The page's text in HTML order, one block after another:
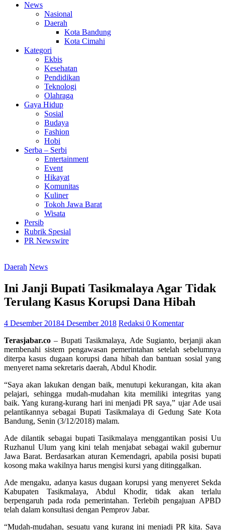
News
Nasional
Daerah
Kota Bandung
Kota Cimahi
Kategori
Ekbis
Kesehatan
Pendidikan
Teknologi
Olahraga
Gaya Hidup
Sosial
Budaya
Fashion
Hobi
Serba – Serbi
Entertainment
Event
Hikayat
Komunitas
Kuliner
Tokoh Jawa Barat
Wisata
Persib
Rubrik Spesial
PR Newswire
Daerah News
Ini Janji Bupati Tasikmalaya Agar Tidak
Terulang Kasus Korupsi Dana Hibah
4 Desember 20184 Desember 2018 Redaksi 0 Komentar
Terasjabar.co – Bupati Tasikmalaya, Ade Sugianto, berjanji akan
membenahi sistem pengawasan pemerintahan setelah sebelumnya
diterpa kasus dugaan korupsi dana hibah dan bantuan sosial yang
menyeret nama sekretaris daerah, Abdul Khodir.
“Saya akan lakukan dengan baik, menutupi kekurangan, kita akan
pelajari, sehingga mudah-mudahan kita memiliki integritas yang
baik. Yang kurang-kurang hari ini menjadi PR saya,” ujar Ade usai
pelantikannya sebagai Bupati Tasikmalaya di Gedung Sate Kota
Bandung, Senin (3/12/2018) malam.
Ade dilantik sebagai bupati Tasikmalaya menggantikan posisi Uu
Ruzhanul Ulum yang kini telah menjabat sebagai wakil gubernur
Jawa Barat. Berdasarkan aturan Kemendagri, apabila posisi bupati
kosong maka wakilnya harus mengisi kursi yang ditinggalkan.
Ade mengaku, adanya kasus dugaan korupsi yang menyeret Sekda
Kabupaten Tasikmalaya, Abdul Khodir, tidak akan terlalu
berpengaruh pada roda pemerintahan. Terlebih pengajuan APBD
telah dalam konsultasi dengan Pemprov Jabar.
“Mudah-mudahan, sesuatu yang kurang ini menjadi PR kita. Saya